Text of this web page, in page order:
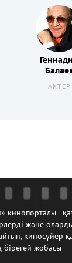
АКТЕР
кинопорталы -
және
киносүйер
бірегей жобасы